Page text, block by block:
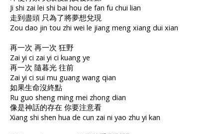
Ji shi zai lei shi bai hou de fan fu chui lian
走到盡頭 只為了將夢想兌現
Zou dao jin tou zhi wei le jiang meng xiang dui xian
再一次 再一次 狂野
Zai yi ci zai yi ci kuang ye
再一次 隨暮光 往前
Zai yi ci sui mu guang wang qian
如果生命沒終點
Ru guo sheng ming mei zhong dian
像是神話的存在 你要注意看
Xiang shi shen hua de cun zai ni yao zhu yi kan